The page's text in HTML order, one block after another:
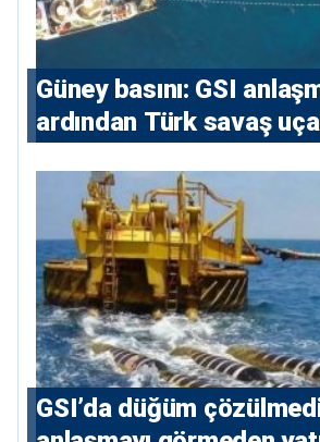
Güney basını: ⁠GSI
ardından Türk savaş
GSI’da düğüm